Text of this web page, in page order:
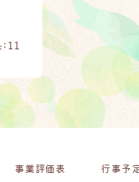
事業評価表 行事予